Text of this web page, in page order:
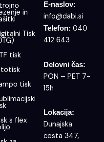
in
Tisk
tisk
tisk
s flex
E-naslov:
info@dabi.si
Telefon: 040
412 643
Delovni čas:
PON – PET 7-
15h
Lokacija:
Dunajska
cesta 347,